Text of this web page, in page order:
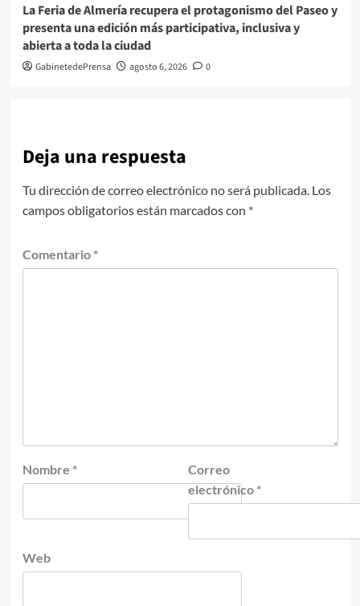
La Feria de Almería recupera el protagonismo del Paseo y
presenta una edición más participativa, inclusiva y
abierta a toda la ciudad
GabinetedePrensa agosto 6, 2026 0
Deja una respuesta
Tu dirección de correo electrónico no será publicada. Los
campos obligatorios están marcados con *
Comentario *
Nombre *
Correo
electrónico *
Web